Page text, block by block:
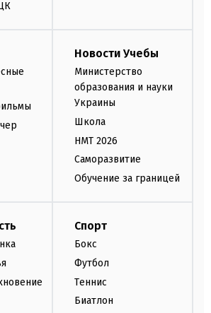
Новости Учебы
Министерство
образования и науки
Украины
Школа
НМТ 2026
Саморазвитие
Обучение за границей
Спорт
Бокс
Футбол
Теннис
Биатлон